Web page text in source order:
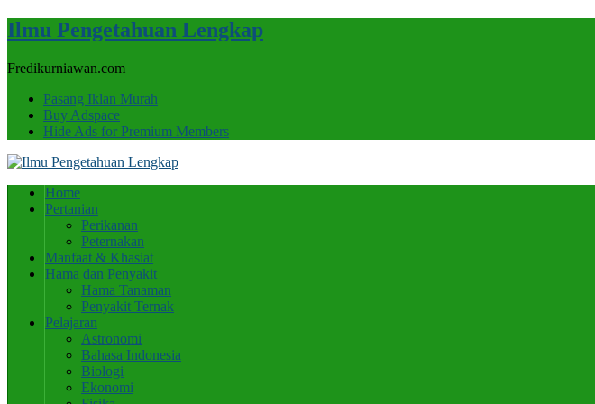
Ilmu Pengetahuan Lengkap
Fredikurniawan.com
Pasang Iklan Murah
Buy Adspace
Hide Ads for Premium Members
Home
Pertanian
Perikanan
Peternakan
Manfaat & Khasiat
Hama dan Penyakit
Hama Tanaman
Penyakit Ternak
Pelajaran
Astronomi
Bahasa Indonesia
Biologi
Ekonomi